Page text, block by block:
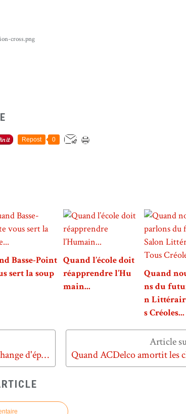
Repost 0
Basse-Point
sert la soup
Quand l’école doit
réapprendre l’Hu
main...
Quand
ns du
n
s Créoles...
Quand la Citroën DS5 change d'époque...